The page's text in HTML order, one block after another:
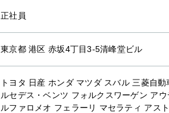
正社員
東京都 港区 赤坂4丁目3-5清峰堂ビル
トヨタ 日産 ホンダ マツダ スバル 三菱自
ルセデス・ベンツ フォルクスワーゲン ア
ルファロメオ フェラーリ マセラティ アス